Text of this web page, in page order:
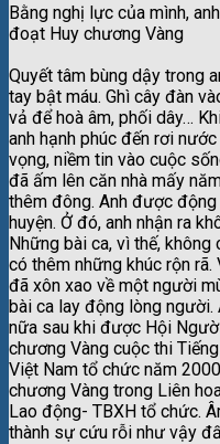
Bằng nghị lực của mình,
đoạt Huy chương Vàng
Quyết tâm bùng dậy trong
tay bật máu. Ghì cây đàn
vả để hoà âm, phối dây…
anh hạnh phúc đến rơi
vọng, niềm tin vào cuộc
đã ấm lên căn nhà mấy
thêm đông. Anh được
huyện. Ở đó, anh nhận ra
Những bài ca, vì thế,
có thêm những khúc rộn
đã xôn xao về một người
bài ca lay động lòng
nữa sau khi được Hội
chương Vàng cuộc thi
Việt Nam tổ chức năm
chương Vàng trong Liên
Lao động- TBXH tổ chức.
thành sự cứu rỗi như vậy